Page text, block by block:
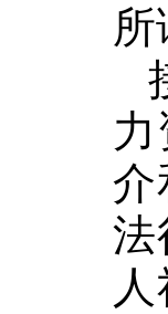
介
法